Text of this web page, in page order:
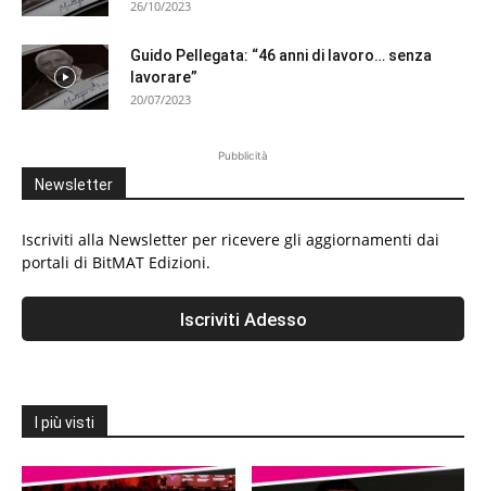
26/10/2023
Guido Pellegata: “46 anni di lavoro… senza
lavorare”
20/07/2023
Pubblicità
Newsletter
Iscriviti alla Newsletter per ricevere gli aggiornamenti dai
portali di BitMAT Edizioni.
I più visti